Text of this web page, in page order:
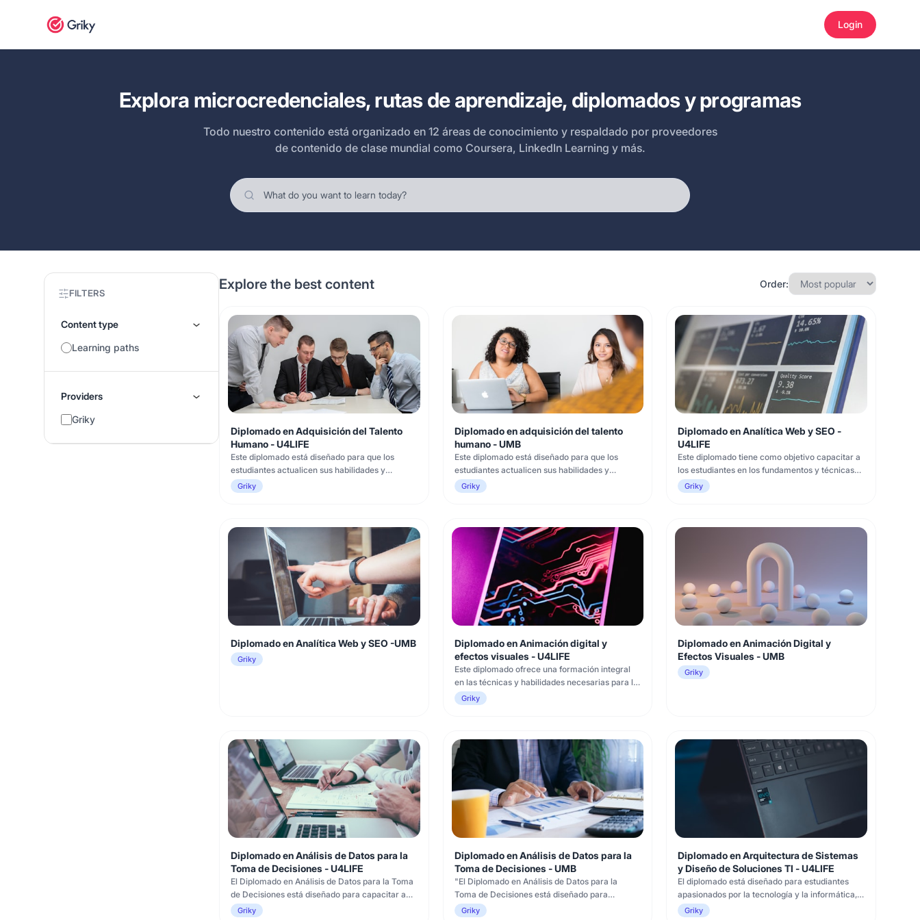
Login
Explora microcredenciales, rutas de aprendizaje, diplomados y programas
Todo nuestro contenido está organizado en 12 áreas de conocimiento y respaldado por proveedores
de contenido de clase mundial como Coursera, LinkedIn Learning y más.
FILTERS
Content type
Learning paths
Providers
Griky
Explore the best content Order:
Diplomado en Adquisición del Talento
Humano - U4LIFE
Este diplomado está diseñado para que los
estudiantes actualicen sus habilidades y
conocimientos en las últimas tendencias y
herramientas en el campo de la adquisición de
y la disposición para aplicar creativ
Griky
Diplomado en adquisición del talento
humano - UMB
Este diplomado está diseñado para que los
estudiantes actualicen sus habilidades y
conocimientos en las últimas tendencias y
herramientas en el campo de la adquisición de
y la disposición para aplicar creativ
Griky
Diplomado en Analítica Web y SEO -
U4LIFE
Este diplomado tiene como objetivo capacitar a
los estudiantes en los fundamentos y técnicas
avanzadas de analítica web y optimización de
motores de búsqueda (SEO). A lo largo de los
Griky
Diplomado en Analítica Web y SEO -UMB
Griky
Diplomado en Animación digital y
efectos visuales - U4LIFE
Este diplomado ofrece una formación integral
en las técnicas y habilidades necesarias para la
animación digital y la creación de efectos
visuales de alta calidad. A lo largo de los 5
animación 2D, el modelado y texturi
Griky
Diplomado en Animación Digital y
Efectos Visuales - UMB
Griky
Diplomado en Análisis de Datos para la
Toma de Decisiones - U4LIFE
El Diplomado en Análisis de Datos para la Toma
de Decisiones está diseñado para capacitar a
profesionales con formación en áreas como
Griky
Diplomado en Análisis de Datos para la
Toma de Decisiones - UMB
"El Diplomado en Análisis de Datos para la
Toma de Decisiones está diseñado para
capacitar a profesionales con formación en
Griky
Diplomado en Arquitectura de Sistemas
y Diseño de Soluciones TI - U4LIFE
El diplomado está diseñado para estudiantes
apasionados por la tecnología y la informática,
con sólidos conocimientos en sistemas de
Griky